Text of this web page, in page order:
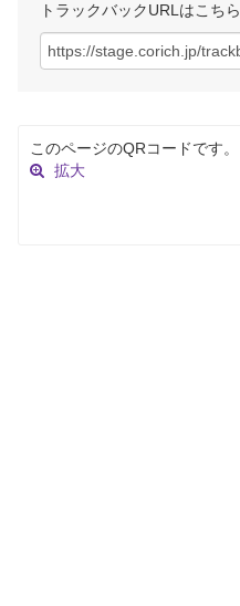
トラックバックURLはこちら
このページのQRコードです。
拡大